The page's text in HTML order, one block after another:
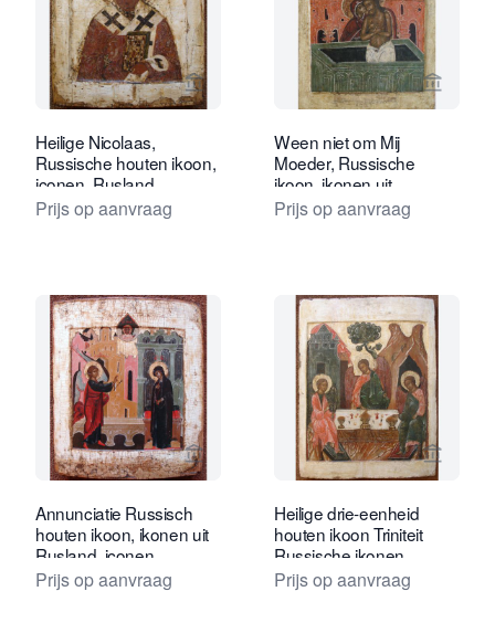
Bekijk verkoperspagina van Tóth
Heilige Nicolaas,
Russische houten ikoon,
iconen, Rusland
Prijs op aanvraag
Bekijk
Ween niet om Mij
Moeder, Russische
ikoon, ikonen uit
Rusland, iconen
Prijs op aanvraag
Bekijk verkoperspagina van Tóth
Annunciatie Russisch
houten ikoon, ikonen uit
Rusland, iconen
Prijs op aanvraag
Bekijk
Heilige drie-eenheid
houten ikoon Triniteit
Russische ikonen,
iconen
Prijs op aanvraag